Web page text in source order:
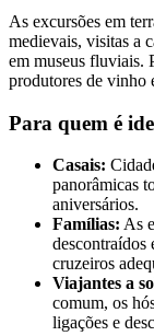
As excursões em
medievais, visitas a
em museus fluviais.
produtores de vinho
Para quem é
Casais:
panorâmicas
aniversários.
Famílias: As
descontraídos
cruzeiros
Viajantes a
comum, os
ligações e